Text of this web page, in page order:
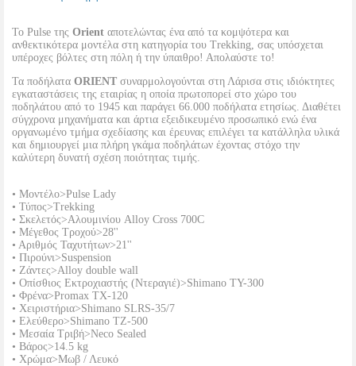
Το Pulse της Orient αποτελώντας ένα από τα κομψότερα και
ανθεκτικότερα μοντέλα στη κατηγορία του Trekking, σας υπόσχεται
υπέροχες βόλτες στη πόλη ή την ύπαιθρο! Απολαύστε το!
Τα ποδήλατα ORIENT συναρμολογούνται στη Λάρισα στις ιδιόκτητες
εγκαταστάσεις της εταιρίας η οποία πρωτοπορεί στο χώρο του
ποδηλάτου από το 1945 και παράγει 66.000 ποδήλατα ετησίως. Διαθέτει
σύγχρονα μηχανήματα και άρτια εξειδικευμένο προσωπικό ενώ ένα
οργανωμένο τμήμα σχεδίασης και έρευνας επιλέγει τα κατάλληλα υλικά
και δημιουργεί μια πλήρη γκάμα ποδηλάτων έχοντας στόχο την
καλύτερη δυνατή σχέση ποιότητας τιμής.
• Μοντέλο>Pulse Lady
• Τύπος>Trekking
• Σκελετός>Αλουμινίου Alloy Cross 700C
• Μέγεθος Τροχού>28''
• Αριθμός Ταχυτήτων>21''
• Πιρούνι>Suspension
• Ζάντες>Alloy double wall
• Οπίσθιος Εκτροχιαστής (Ντεραγιέ)>Shimano TY-300
• Φρένα>Promax TX-120
• Χειριστήρια>Shimano SLRS-35/7
• Ελεύθερο>Shimano TZ-500
• Μεσαία Τριβή>Neco Sealed
• Βάρος>14.5 kg
• Χρώμα>Μωβ / Λευκό